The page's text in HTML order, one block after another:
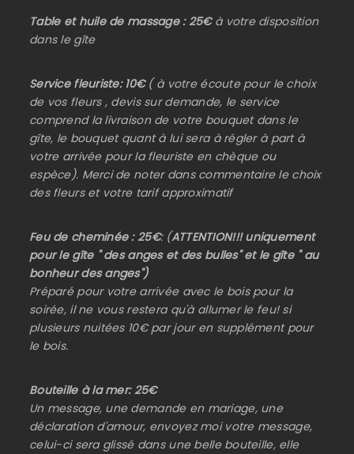
Table et huile de massage : 25€à votre disposition
dans le gîte
Service fleuriste: 10€( à votre écoute pour le choix
de vos fleurs , devis sur demande, le service
comprend la livraison de votre bouquet dans le
gîte, le bouquet quant à lui sera à régler à part à
votre arrivée pour la fleuriste en chèque ou
espèce). Merci de noter dans commentaire le choix
des fleurs et votre tarif approximatif
Feu de cheminée : 25€: (ATTENTION!!! uniquement
pour le gîte " des anges et des bulles" et le gîte " au
bonheur des anges")
Préparé pour votre arrivée avec le bois pour la
soirée, il ne vous restera qu'à allumer le feu! si
plusieurs nuitées 10€ par jour en supplément pour
le bois.
Bouteille à la mer: 25€
Un message, une demande en mariage, une
déclaration d'amour, envoyez moi votre message,
celui-ci sera glissé dans une belle bouteille, elle